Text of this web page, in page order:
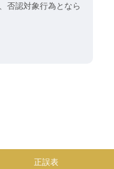
否認対象行為となら
正誤表